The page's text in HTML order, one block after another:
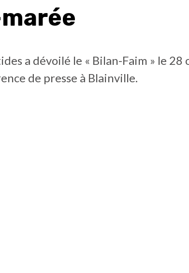
a dévoilé le « Bilan-Faim » le 28
de presse à Blainville.